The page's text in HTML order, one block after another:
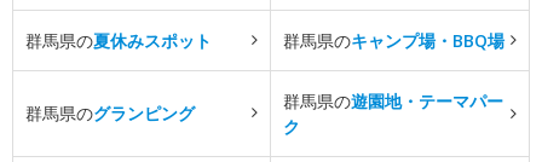
群馬県の夏休みスポット 群馬県のキャンプ場・BBQ場
群馬県のグランピング
群馬県の遊園地・テーマパー
ク